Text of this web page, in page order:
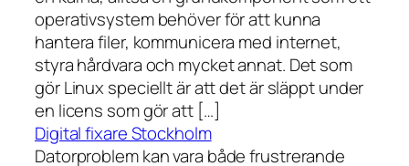
operativsystem behöver för att kunna
hantera filer, kommunicera med internet,
styra hårdvara och mycket annat. Det som
gör Linux speciellt är att det är släppt under
en licens som gör att […]
Digital fixare Stockholm
Datorproblem kan vara både frustrerande